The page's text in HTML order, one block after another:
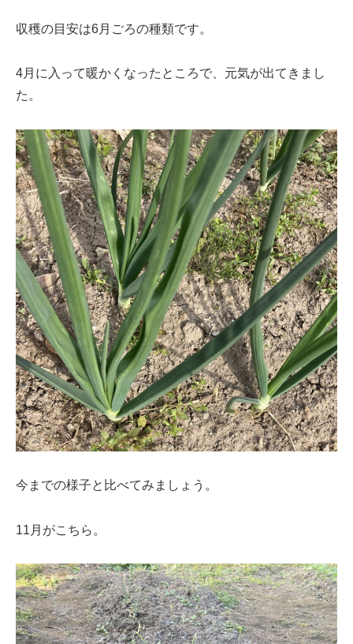
収穫の目安は6月ごろの種類です。
4月に入って暖かくなったところで、元気が出てきまし
た。
今までの様子と比べてみましょう。
11月がこちら。